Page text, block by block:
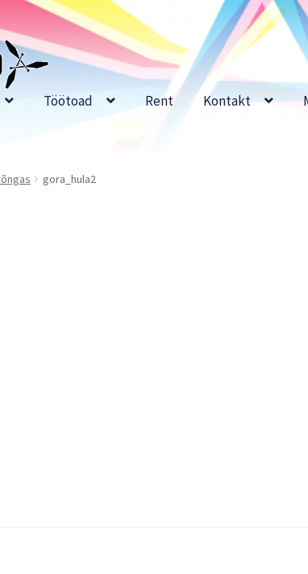
Töötoad Rent Kontakt
gora_hula2